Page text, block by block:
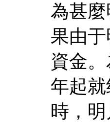
為甚
果由
資金
年起
時，